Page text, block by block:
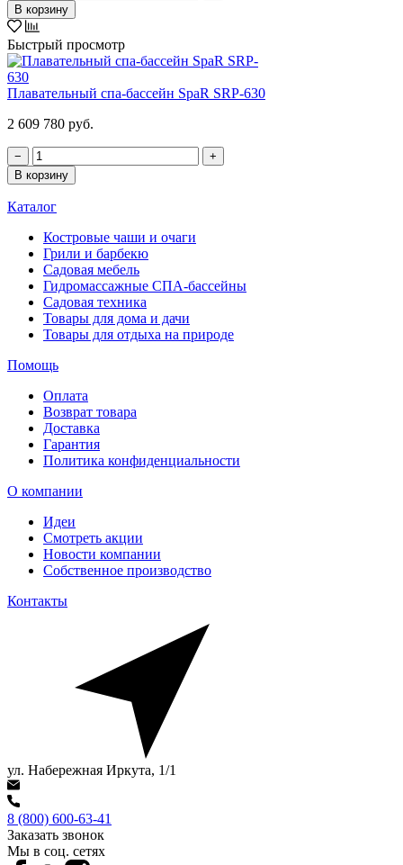
В корзину
Быстрый просмотр
Плавательный спа-бассейн SpaR SRP-630
2 609 780 руб.
−
+
В корзину
Каталог
Костровые чаши и очаги
Грили и барбекю
Садовая мебель
Гидромассажные СПА-бассейны
Садовая техника
Товары для дома и дачи
Товары для отдыха на природе
Помощь
Оплата
Возврат товара
Доставка
Гарантия
Политика конфиденциальности
О компании
Идеи
Смотреть акции
Новости компании
Собственное производство
Контакты
ул. Набережная Иркута, 1/1
8 (800) 600-63-41
Заказать звонок
Мы в соц. сетях